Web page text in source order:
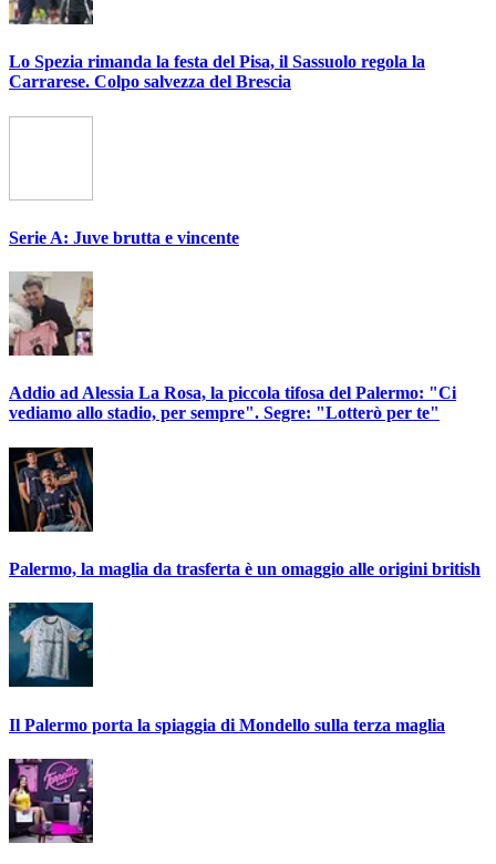
Lo Spezia rimanda la festa del Pisa, il Sassuolo regola la
Carrarese. Colpo salvezza del Brescia
Serie A: Juve brutta e vincente
Addio ad Alessia La Rosa, la piccola tifosa del Palermo: "Ci
vediamo allo stadio, per sempre". Segre: "Lotterò per te"
Palermo, la maglia da trasferta è un omaggio alle origini british
Il Palermo porta la spiaggia di Mondello sulla terza maglia